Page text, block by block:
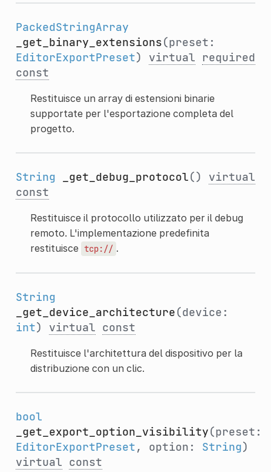
PackedStringArray
_get_binary_extensions(preset:
EditorExportPreset) virtual
required
const
Restituisce un array di estensioni binarie
supportate per l'esportazione completa del
progetto.
String _get_debug_protocol() virtual
const
Restituisce il protocollo utilizzato per il debug
remoto. L'implementazione predefinita
restituisce tcp:// .
String
_get_device_architecture(device:
int) virtual const
Restituisce l'architettura del dispositivo per la
distribuzione con un clic.
bool
_get_export_option_visibility(preset:
EditorExportPreset, option: String)
virtual const